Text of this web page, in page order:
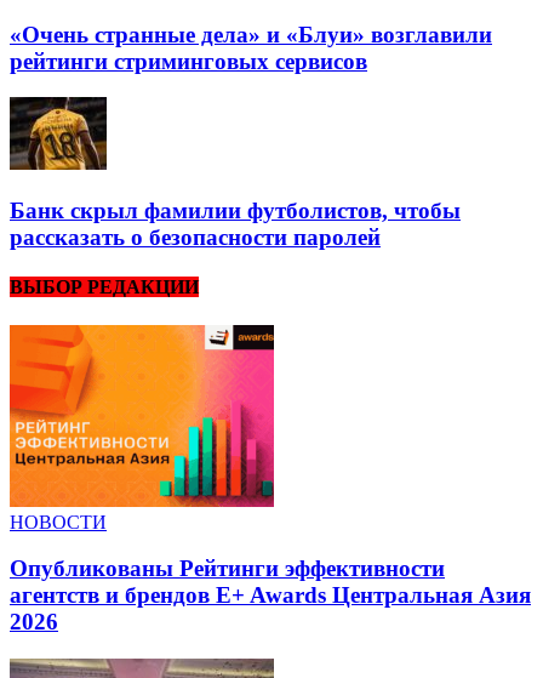
«Очень странные дела» и «Блуи» возглавили
рейтинги стриминговых сервисов
Банк скрыл фамилии футболистов, чтобы
рассказать о безопасности паролей
ВЫБОР РЕДАКЦИИ
НОВОСТИ
Опубликованы Рейтинги эффективности
агентств и брендов E+ Awards Центральная Азия
2026